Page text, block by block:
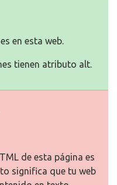
en esta web.
tienen atributo alt.
de esta página es
significa que tu web